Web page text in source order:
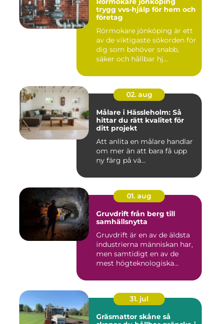
trygg vvs-hjälp för hem och
företag
Rörmokare jönköping är ett
av de viktigaste sökorden för
dig som behöver snabb,
säker och hållbar hj...
02. aug
Målare i Hässleholm: Så
hittar du rätt kvalitet för
ditt projekt
Att anlita en målare handlar
om mer än att bara få upp
ny färg på vä...
01. aug
Gruvdrift från berg till
samhällsnytta
Gruvdrift är en av de äldsta
industrierna människan har,
men samtidigt en av de
mest högteknologiska...
31. jul
Gräsmattor skåne så